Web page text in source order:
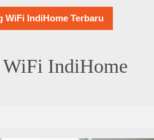
WiFi IndiHome Terbaru
WiFi IndiHome